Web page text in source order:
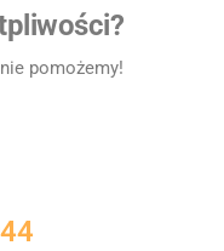
pomożemy!